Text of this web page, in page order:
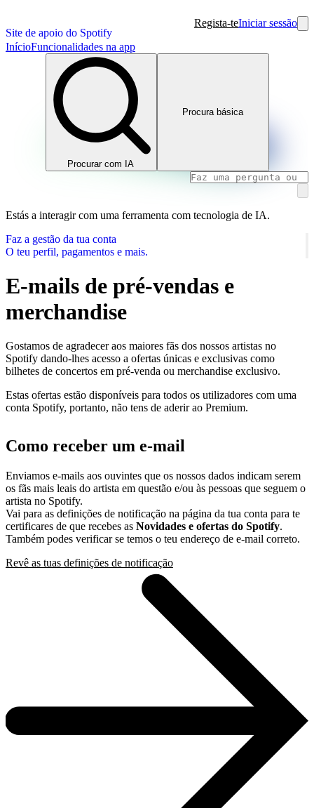
Site de apoio do Spotify
Regista-teIniciar sessão
InícioFuncionalidades na app
Procurar com IA
Procura básica
Estás a interagir com uma ferramenta com tecnologia de IA.
Faz a gestão da tua conta
O teu perfil, pagamentos e mais.
E-mails de pré-vendas e
merchandise
Gostamos de agradecer aos maiores fãs dos nossos artistas no
Spotify dando-lhes acesso a ofertas únicas e exclusivas como
bilhetes de concertos em pré-venda ou merchandise exclusivo.
Estas ofertas estão disponíveis para todos os utilizadores com uma
conta Spotify, portanto, não tens de aderir ao Premium.
Como receber um e-mail
Enviamos e-mails aos ouvintes que os nossos dados indicam serem
os fãs mais leais do artista em questão e/ou às pessoas que seguem o
artista no Spotify.
Vai para as definições de notificação na página da tua conta para te
certificares de que recebes as Novidades e ofertas do Spotify.
Também podes verificar se temos o teu endereço de e-mail correto.
Revê as tuas definições de notificação